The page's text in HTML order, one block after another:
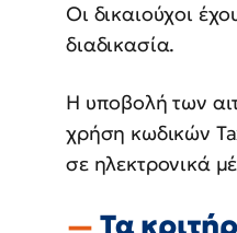
Οι δικαιούχοι
διαδικασία.
Η υποβολή των
χρήση κωδικών
σε ηλεκτρονικά
Τα